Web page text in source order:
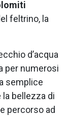
feltrino, la
d’acqua
per numerosi
semplice
la bellezza di
percorso ad